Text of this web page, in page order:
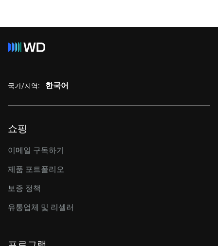
국가/지역: 한국어
쇼핑
이메일 구독하기
제품 포트폴리오
보증 정책
유통업체 및 리셀러